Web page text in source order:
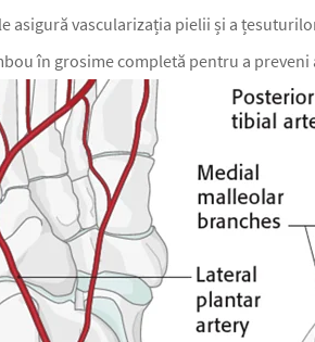
asigură vascularizația pielii și a
în grosime completă pentru a